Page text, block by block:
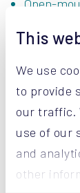
This
We use
to provide
our traffic.
use of our
and
other
Open-
Wir
Wenden